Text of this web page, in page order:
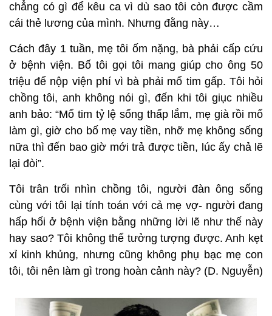
chẳng có gì để kêu ca vì dù sao tôi còn được cầm
cái thẻ lương của mình. Nhưng đằng này…
Cách đây 1 tuần, mẹ tôi ốm nặng, bà phải cấp cứu
ở bệnh viện. Bố tôi gọi tôi mang giúp cho ông 50
triệu để nộp viện phí vì bà phải mổ tim gấp. Tôi hỏi
chồng tôi, anh không nói gì, đến khi tôi giục nhiều
anh bảo: “Mổ tim tỷ lệ sống thấp lắm, mẹ già rồi mổ
làm gì, giờ cho bố mẹ vay tiền, nhỡ mẹ không sống
nữa thì đến bao giờ mới trả được tiền, lúc ấy chả lẽ
lại đòi”.
Tôi trân trối nhìn chồng tôi, người đàn ông sống
cùng với tôi lại tính toán với cả mẹ vợ- người đang
hấp hối ở bệnh viện bằng những lời lẽ như thế này
hay sao? Tôi không thể tưởng tượng được. Anh kẹt
xỉ kinh khủng, nhưng cũng không phụ bạc mẹ con
tôi, tôi nên làm gì trong hoàn cảnh này? (D. Nguyễn)